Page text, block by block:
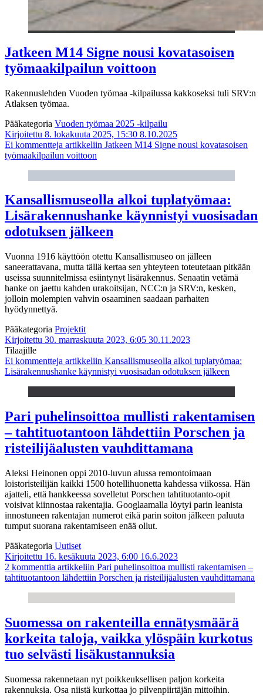
Jatkeen M14 Signe nousi kovatasoisen
työmaakilpailun voittoon
Rakennuslehden Vuoden työmaa -kilpailussa kakkoseksi tuli SRV:n
Atlaksen työmaa.
Pääkategoria Vuoden työmaa 2025 -kilpailu
Kirjoitettu 8. lokakuuta 2025, 15:30 8.10.2025
Ei kommentteja artikkeliin Jatkeen M14 Signe nousi kovatasoisen
työmaakilpailun voittoon
Kansallismuseolla alkoi tuplatyömaa:
Lisärakennushanke käynnistyi vuosisadan
odotuksen jälkeen
Vuonna 1916 käyttöön otettu Kansallismuseo on jälleen
saneerattavana, mutta tällä kertaa sen yhteyteen toteutetaan pitkään
useissa suunnitelmissa esiintynyt lisärakennus. Senaatin vetämä
hanke on jaettu kahden urakoitsijan, NCC:n ja SRV:n, kesken,
jolloin molempien vahvin osaaminen saadaan parhaiten
hyödynnettyä.
Pääkategoria Projektit
Kirjoitettu 30. marraskuuta 2023, 6:05 30.11.2023
Tilaajille
Ei kommentteja artikkeliin Kansallismuseolla alkoi tuplatyömaa:
Lisärakennushanke käynnistyi vuosisadan odotuksen jälkeen
Pari puhelinsoittoa mullisti rakentamisen
– tahtituotantoon lähdettiin Porschen ja
risteilijäalusten vauhdittamana
Aleksi Heinonen oppi 2010-luvun alussa remontoimaan
loistoristeilijän kaikki 1500 hotellihuonetta kahdessa viikossa. Hän
ajatteli, että hankkeessa sovelletut Porschen tahtituotanto-opit
voisivat kiinnostaa rakentajia. Googlaamalla löytyi parin leanista
innostuneen rakentajan numerot eikä parin soiton jälkeen paluuta
tumput suorana rakentamiseen enää ollut.
Pääkategoria Uutiset
Kirjoitettu 16. kesäkuuta 2023, 6:00 16.6.2023
2 kommenttia artikkeliin Pari puhelinsoittoa mullisti rakentamisen –
tahtituotantoon lähdettiin Porschen ja risteilijäalusten vauhdittamana
Suomessa on rakenteilla ennätysmäärä
korkeita taloja, vaikka ylöspäin kurkotus
tuo selvästi lisäkustannuksia
Suomessa rakennetaan nyt poikkeuksellisen paljon korkeita
rakennuksia. Osa niistä kurkottaa jo pilvenpiirtäjän mittoihin.